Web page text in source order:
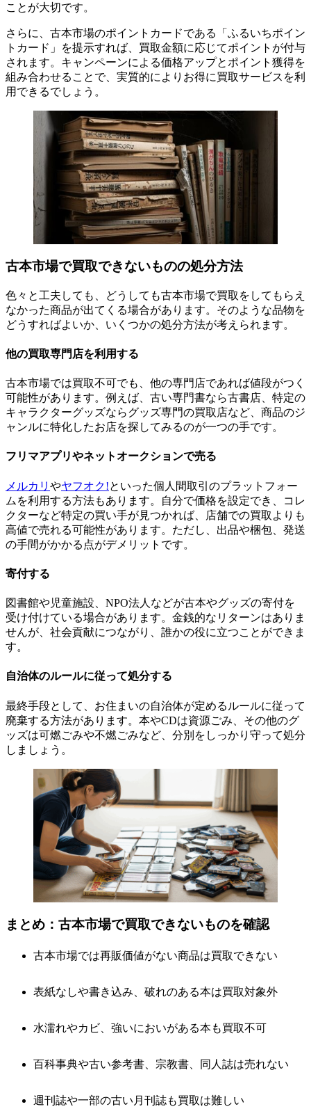
ことが大切です。
さらに、古本市場のポイントカードである「ふるいちポイン
トカード」を提示すれば、買取金額に応じてポイントが付与
されます。キャンペーンによる価格アップとポイント獲得を
組み合わせることで、実質的によりお得に買取サービスを利
用できるでしょう。
古本市場で買取できないものの処分方法
色々と工夫しても、どうしても古本市場で買取をしてもらえ
なかった商品が出てくる場合があります。そのような品物を
どうすればよいか、いくつかの処分方法が考えられます。
他の買取専門店を利用する
古本市場では買取不可でも、他の専門店であれば値段がつく
可能性があります。例えば、古い専門書なら古書店、特定の
キャラクターグッズならグッズ専門の買取店など、商品のジ
ャンルに特化したお店を探してみるのが一つの手です。
フリマアプリやネットオークションで売る
メルカリ やヤフオク!といった個人間取引のプラットフォー
ムを利用する方法もあります。自分で価格を設定でき、コレ
クターなど特定の買い手が見つかれば、店舗での買取よりも
高値で売れる可能性があります。ただし、出品や梱包、発送
の手間がかかる点がデメリットです。
寄付する
図書館や児童施設、NPO法人などが古本やグッズの寄付を
受け付けている場合があります。金銭的なリターンはありま
せんが、社会貢献につながり、誰かの役に立つことができま
す。
自治体のルールに従って処分する
最終手段として、お住まいの自治体が定めるルールに従って
廃棄する方法があります。本やCDは資源ごみ、その他のグ
ッズは可燃ごみや不燃ごみなど、分別をしっかり守って処分
しましょう。
まとめ：古本市場で買取できないものを確認
古本市場では再販価値がない商品は買取できない
表紙なしや書き込み、破れのある本は買取対象外
水濡れやカビ、強いにおいがある本も買取不可
百科事典や古い参考書、宗教書、同人誌は売れない
週刊誌や一部の古い月刊誌も買取は難しい